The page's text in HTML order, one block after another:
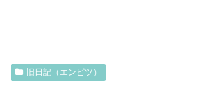
旧日記（エンピツ）